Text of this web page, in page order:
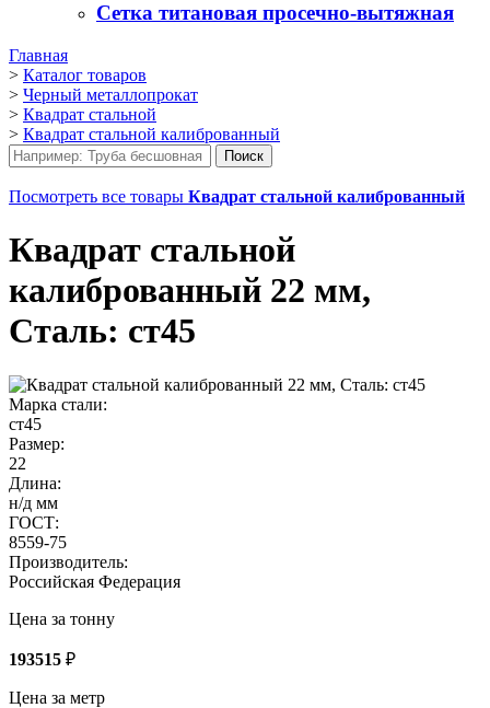
Сетка титановая просечно-вытяжная
Главная
> Каталог товаров
> Черный металлопрокат
> Квадрат стальной
> Квадрат стальной калиброванный
Посмотреть все товары Квадрат стальной калиброванный
Квадрат стальной
калиброванный 22 мм,
Сталь: ст45
Марка стали:
ст45
Размер:
22
Длина:
н/д мм
ГОСТ:
8559-75
Производитель:
Российская Федерация
Цена за тонну
193515 ₽
Цена за метр